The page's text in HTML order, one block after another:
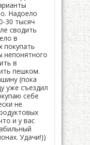
Надоело
30 тысяч
сводить
в
покупать
в
пешком.
(пока
уже съездил
себе
не
и у вас
Удачи!))